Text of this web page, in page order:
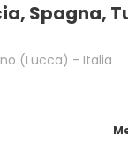
Spagna,
(lucca) - Italia